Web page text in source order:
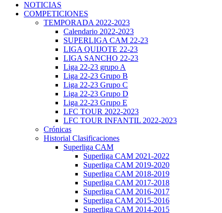
NOTICIAS
COMPETICIONES
TEMPORADA 2022-2023
Calendario 2022-2023
SUPERLIGA CAM 22-23
LIGA QUIJOTE 22-23
LIGA SANCHO 22-23
Liga 22-23 grupo A
Liga 22-23 Grupo B
Liga 22-23 Grupo C
Liga 22-23 Grupo D
Liga 22-23 Grupo E
LFC TOUR 2022-2023
LFC TOUR INFANTIL 2022-2023
Crónicas
Historial Clasificaciones
Superliga CAM
Superliga CAM 2021-2022
Superliga CAM 2019-2020
Superliga CAM 2018-2019
Superliga CAM 2017-2018
Superliga CAM 2016-2017
Superliga CAM 2015-2016
Superliga CAM 2014-2015